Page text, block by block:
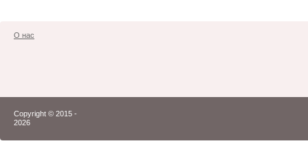
О нас
Copyright © 2015 -
2026